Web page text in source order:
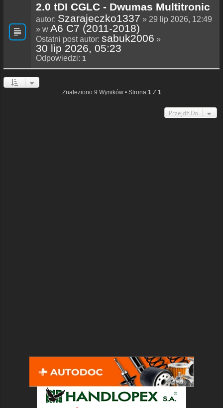
2.0 tDI CGLC - Dwumas Multitronic
autor: Szarajeczko1337 » 29 lip 2026, 12:49
» w A6 C7 (2011-2018)
Ostatni post autor: sabuk2006 »
30 lip 2026, 05:23
Odpowiedzi: 1
Znaleziono 9 Wyników • Strona 1 Z 1
Przejdź Do